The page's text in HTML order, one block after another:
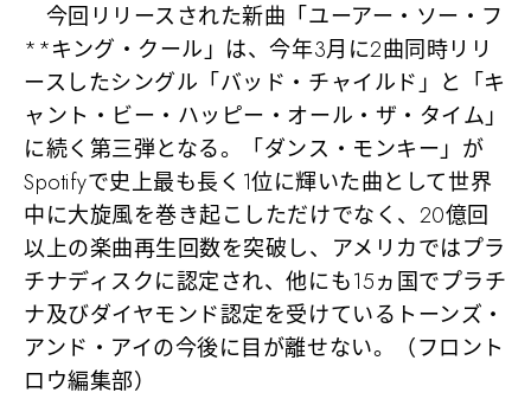
今回リリースされた新曲「ユーアー・ソー・フ
**キング・クール」は、今年3月に2曲同時リリ
ースしたシングル「バッド・チャイルド」と「キ
ャント・ビー・ハッピー・オール・ザ・タイム」
に続く第三弾となる。「ダンス・モンキー」が
Spotifyで史上最も長く1位に輝いた曲として世界
中に大旋風を巻き起こしただけでなく、20億回
以上の楽曲再生回数を突破し、アメリカではプラ
チナディスクに認定され、他にも15ヵ国でプラチ
ナ及びダイヤモンド認定を受けているトーンズ・
アンド・アイの今後に目が離せない。（フロント
ロウ編集部）